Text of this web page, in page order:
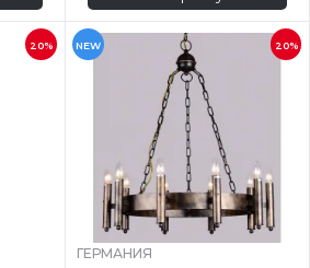
20% NEW 20%
ГЕРМАНИЯ